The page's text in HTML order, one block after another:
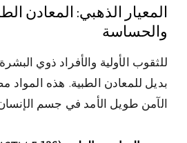
المعيار الذهبي: المعادن
والحساسة
للثقوب الأولية والأفراد ذوي
بديل للمعادن الطبية. هذه المواد
الآمن طويل الأمد في جسم الإنسان.